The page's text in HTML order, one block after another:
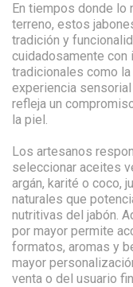
En tiempos donde lo
terreno, estos
tradición y
cuidadosamente
tradicionales como
experiencia
refleja un
la piel.
Los artesanos
seleccionar aceites
argán, karité o coco,
naturales que
nutritivas del jabón.
por mayor permite
formatos, aromas y
mayor
venta o del usuario